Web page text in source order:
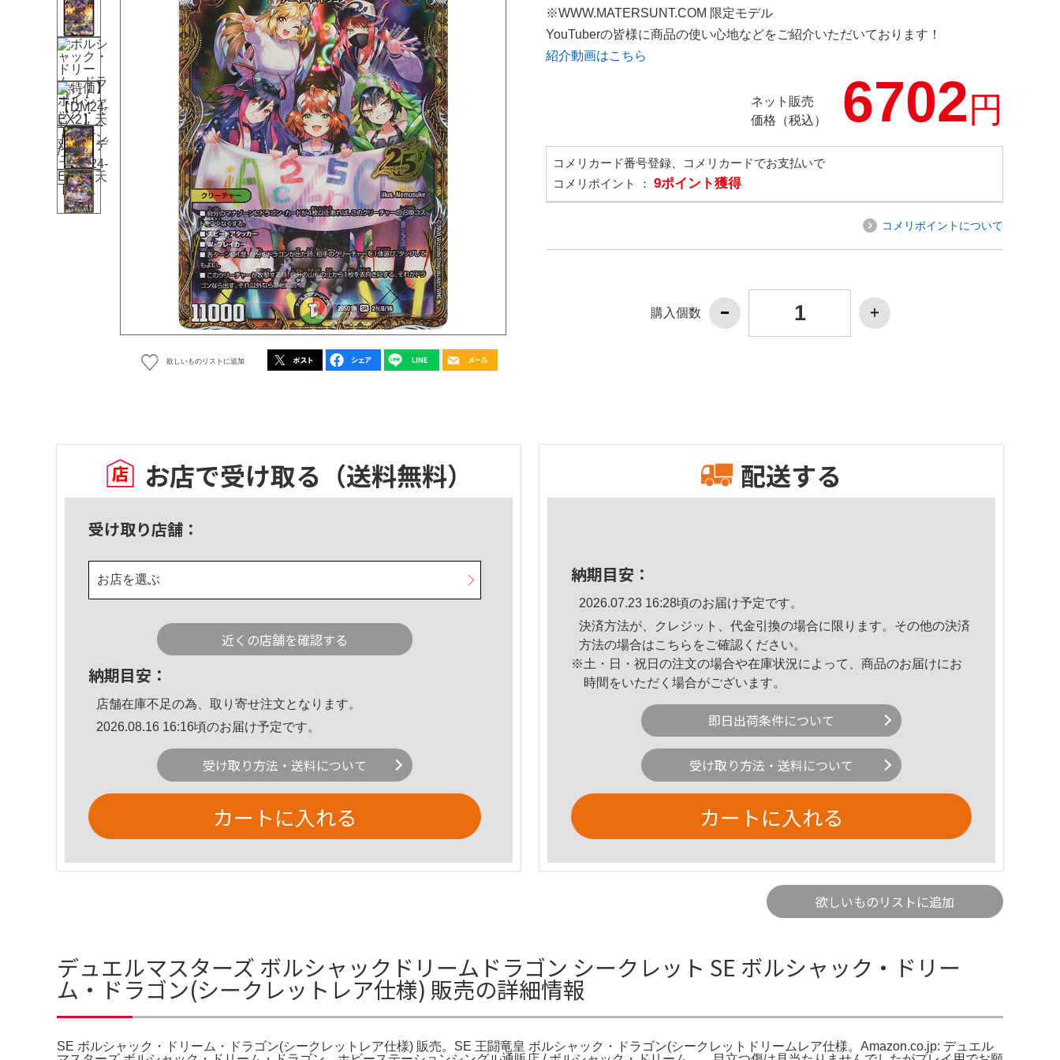
欲しいものリストに追加
※WWW.MATERSUNT.COM 限定モデル
YouTuberの皆様に商品の使い心地などをご紹介いただいております！
紹介動画はこちら
ネット販売
価格（税込）
6702円
コメリカード番号登録、コメリカードでお支払いで
コメリポイント ： 9ポイント獲得
コメリポイントについて
購入個数
お店で受け取る （送料無料）
受け取り店舗：
お店を選ぶ
近くの店舗を確認する
納期目安：
店舗在庫不足の為、取り寄せ注文となります。
2026.08.16 16:16頃のお届け予定です。
受け取り方法・送料について
カートに入れる
配送する
納期目安：
2026.07.23 16:28頃のお届け予定です。
決済方法が、クレジット、代金引換の場合に限ります。その他の決済
方法の場合はこちら をご確認ください。
※土・日・祝日の注文の場合や在庫状況によって、商品のお届けにお
時間をいただく場合がございます。
即日出荷条件について
受け取り方法・送料について
カートに入れる
欲しいものリストに追加
デュエルマスターズ ボルシャックドリームドラゴン シークレット SE ボルシャック・ドリー
ム・ドラゴン(シークレットレア仕様) 販売の詳細情報
SE ボルシャック・ドリーム・ドラゴン(シークレットレア仕様) 販売。SE 王闘竜皇 ボルシャック・ドラゴン(シークレットドリームレア仕様。Amazon.co.jp: デュエル